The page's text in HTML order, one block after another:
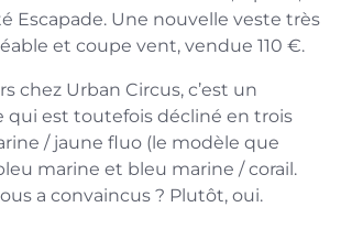
Escapade. Une nouvelle veste très
et coupe vent, vendue 110 €.
chez Urban Circus, c’est un
qui est toutefois décliné en trois
/ jaune fluo (le modèle que
marine et bleu marine / corail.
a convaincus ? Plutôt, oui.